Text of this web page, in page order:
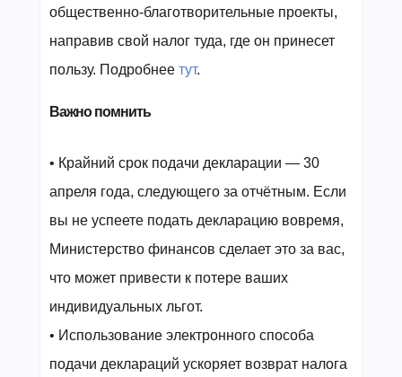
общественно-благотворительные проекты,
направив свой налог туда, где он принесет
пользу. Подробнее тут.
Важно помнить
• Крайний срок подачи декларации — 30
апреля года, следующего за отчётным. Если
вы не успеете подать декларацию вовремя,
Министерство финансов сделает это за вас,
что может привести к потере ваших
индивидуальных льгот.
• Использование электронного способа
подачи деклараций ускоряет возврат налога